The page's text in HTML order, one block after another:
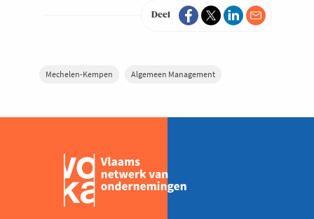
Deel
Mechelen-Kempen Algemeen Management